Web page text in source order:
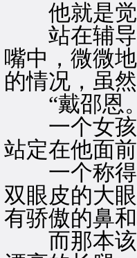
他就是觉
站在辅导
嘴中，微微
的情况，虽
“戴邵恩
一个女孩
站定在他面
一个称得
双眼皮的大
有骄傲的鼻
而那本该